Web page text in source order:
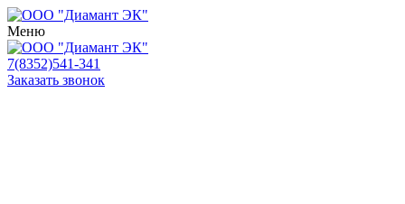
Меню
7(8352)541-341
Заказать звонок